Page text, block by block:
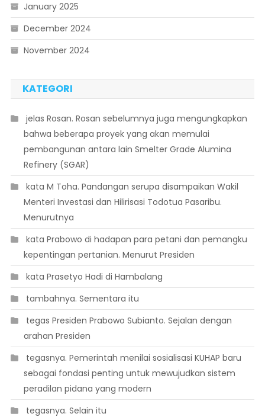
January 2025
December 2024
November 2024
KATEGORI
 jelas Rosan. Rosan sebelumnya juga mengungkapkan
bahwa beberapa proyek yang akan memulai
pembangunan antara lain Smelter Grade Alumina
Refinery (SGAR)
 kata M Toha. Pandangan serupa disampaikan Wakil
Menteri Investasi dan Hilirisasi Todotua Pasaribu.
Menurutnya
 kata Prabowo di hadapan para petani dan pemangku
kepentingan pertanian. Menurut Presiden
 kata Prasetyo Hadi di Hambalang
 tambahnya. Sementara itu
 tegas Presiden Prabowo Subianto. Sejalan dengan
arahan Presiden
 tegasnya. Pemerintah menilai sosialisasi KUHAP baru
sebagai fondasi penting untuk mewujudkan sistem
peradilan pidana yang modern
 tegasnya. Selain itu